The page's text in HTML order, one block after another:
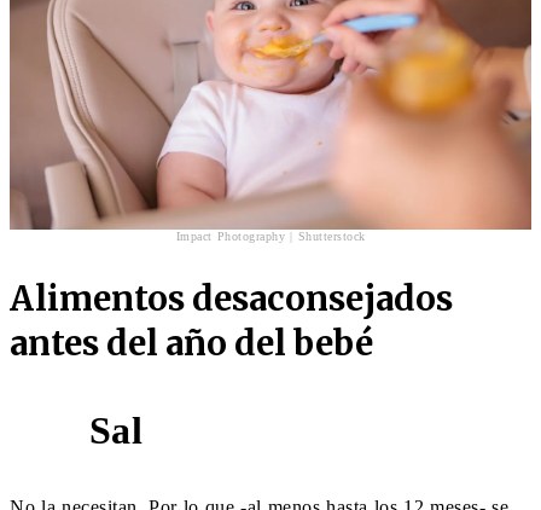
Impact Photography | Shutterstock
Alimentos desaconsejados
antes del año del bebé
Sal